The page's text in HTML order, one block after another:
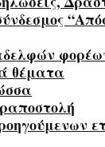
θέματα